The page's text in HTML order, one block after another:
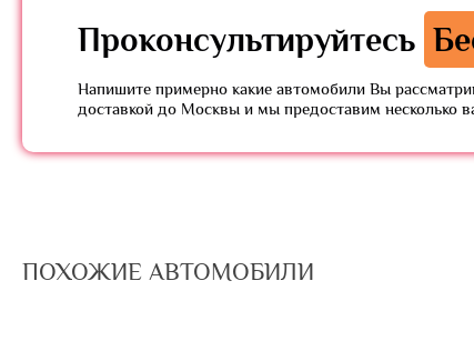
Проконсультируйтесь
Напишите примерно какие автомобили Вы
доставкой до Москвы и мы предоставим несколько
ПОХОЖИЕ АВТОМОБИЛИ